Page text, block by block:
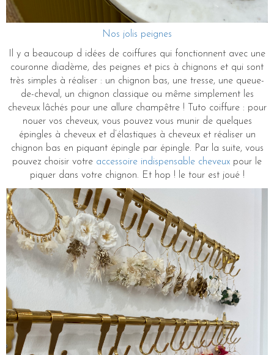
Nos jolis peignes
Il y a beaucoup d idées de coiffures qui fonctionnent avec une
couronne diadème, des peignes et pics à chignons et qui sont
très simples à réaliser : un chignon bas, une tresse, une queue-
de-cheval, un chignon classique ou même simplement les
cheveux lâchés pour une allure champêtre ! Tuto coiffure : pour
nouer vos cheveux, vous pouvez vous munir de quelques
épingles à cheveux et d’élastiques à cheveux et réaliser un
chignon bas en piquant épingle par épingle. Par la suite, vous
pouvez choisir votre accessoire indispensable cheveux pour le
piquer dans votre chignon. Et hop ! le tour est joué !